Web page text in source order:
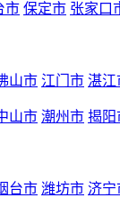
市 保定市 张家口
山市 江门市 湛江
山市 潮州市 揭阳
台市 潍坊市 济宁